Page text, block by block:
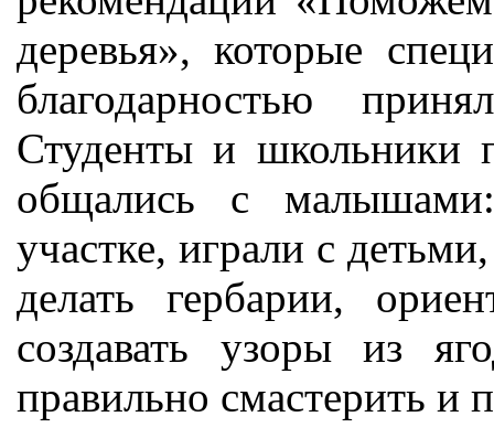
деревья», которые
благодарностью
Студенты и школьники
общались с
участке, играли с
делать гербарии,
создавать узоры из
правильно смастерить и